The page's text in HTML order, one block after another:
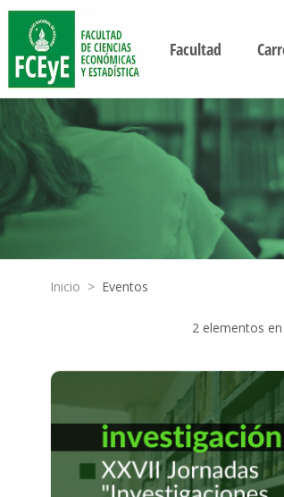
Facultad
Inicio > Eventos
2 elementos